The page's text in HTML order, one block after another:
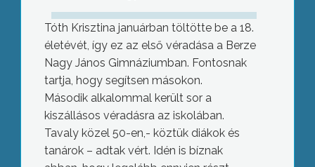
Tóth Krisztina januárban töltötte be a 18.
életévét, így ez az első véradása a Berze
Nagy János Gimnáziumban. Fontosnak
tartja, hogy segítsen másokon.
Második alkalommal került sor a
kiszállásos véradásra az iskolában.
Tavaly közel 50-en,- köztük diákok és
tanárok – adtak vért. Idén is bíznak